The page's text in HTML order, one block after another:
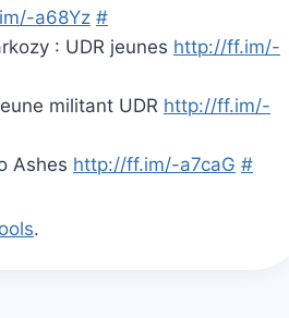
a68Yz #
: UDR jeunes http://ff.im/-
militant UDR http://ff.im/-
Ashes http://ff.im/-a7caG #
.